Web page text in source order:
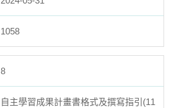
1058
8
自主學習成果計畫書格式及撰寫指引(11